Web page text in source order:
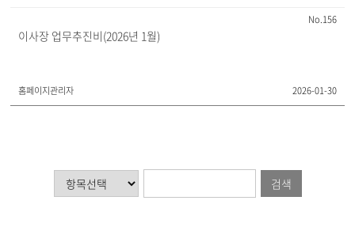
156
이사장 업무추진비(2026년 1월)
홈페이지관리자 2026-01-30
검색